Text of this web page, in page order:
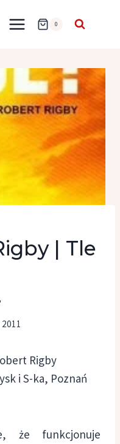
0
| Tle
Rigby
i S-ka, Poznań
że funkcjonuje